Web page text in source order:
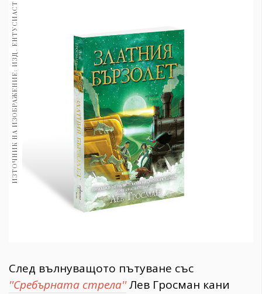
Здраве
Gentlemen
Wellness
ПОСЛЕДВАЙТЕ
НИ
ИЗТОЧНИК НА ИЗОБРАЖЕНИЕ: ИЗД. ЕНТУСИАСТ
След вълнуващото пътуване със
''Сребърната стрела''Лев Гросман кани